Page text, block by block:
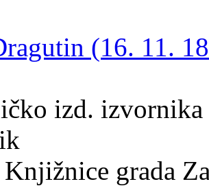
(16. 11.
izd.
grada